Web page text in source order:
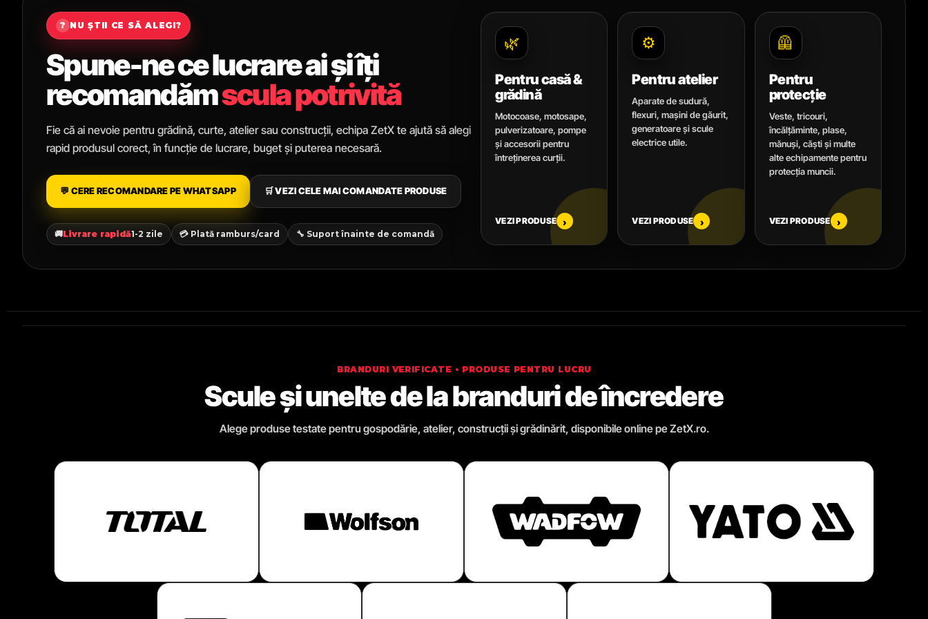
? NU ȘTII CE SĂ ALEGI?
Spune-ne ce lucrare ai și îți
recomandămscula potrivită
Fie că ai nevoie pentru grădină, curte, atelier sau construcții, echipa ZetX te ajută să alegi
rapid produsul corect, în funcție de lucrare, buget și puterea necesară.
💬 CERE RECOMANDARE PE WHATSAPP 🛒 VEZI CELE MAI COMANDATE PRODUSE
🚚Livrare rapidă1-2 zile 💳 Plată ramburs/card 🔧 Suport înainte de comandă
🌿
Pentru casă &
grădină
Motocoase, motosape,
pulverizatoare, pompe
și accesorii pentru
întreținerea curții.
VEZI PRODUSE ›
⚙️
Pentru atelier
Aparate de sudură,
flexuri, mașini de găurit,
generatoare și scule
electrice utile.
VEZI PRODUSE ›
🦺
Pentru
protecție
Veste, tricouri,
încălțăminte, plase,
mănuși, căști și multe
alte echipamente pentru
protecția muncii.
VEZI PRODUSE ›
BRANDURI VERIFICATE • PRODUSE PENTRU LUCRU
Scule și unelte de la branduri de încredere
Alege produse testate pentru gospodărie, atelier, construcții și grădinărit, disponibile online pe ZetX.ro.